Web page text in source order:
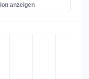
anzeigen